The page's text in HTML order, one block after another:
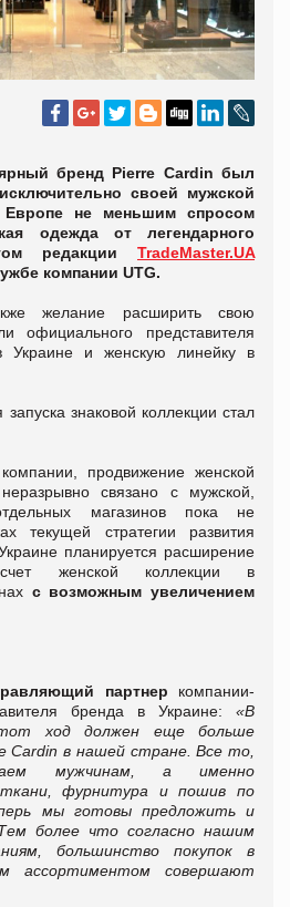
бренд Pierre Cardin был
своей мужской
Европе не меньшим спросом
одежда от легендарного
редакции TradeMaster.UA
компании UTG.
желание расширить свою
официального представителя
Украине и женскую линейку в
знаковой коллекции стал
продвижение женской
связано с мужской,
магазинов пока не
текущей стратегии развития
планируется расширение
женской коллекции в
с возможным увеличением
партнер компании-
бренда в Украине: «В
ход должен еще больше
Cardin в нашей стране. Все то,
мужчинам, а именно
ткани, фурнитура и пошив по
мы готовы предложить и
более что согласно нашим
большинство покупок в
ассортиментом совершают